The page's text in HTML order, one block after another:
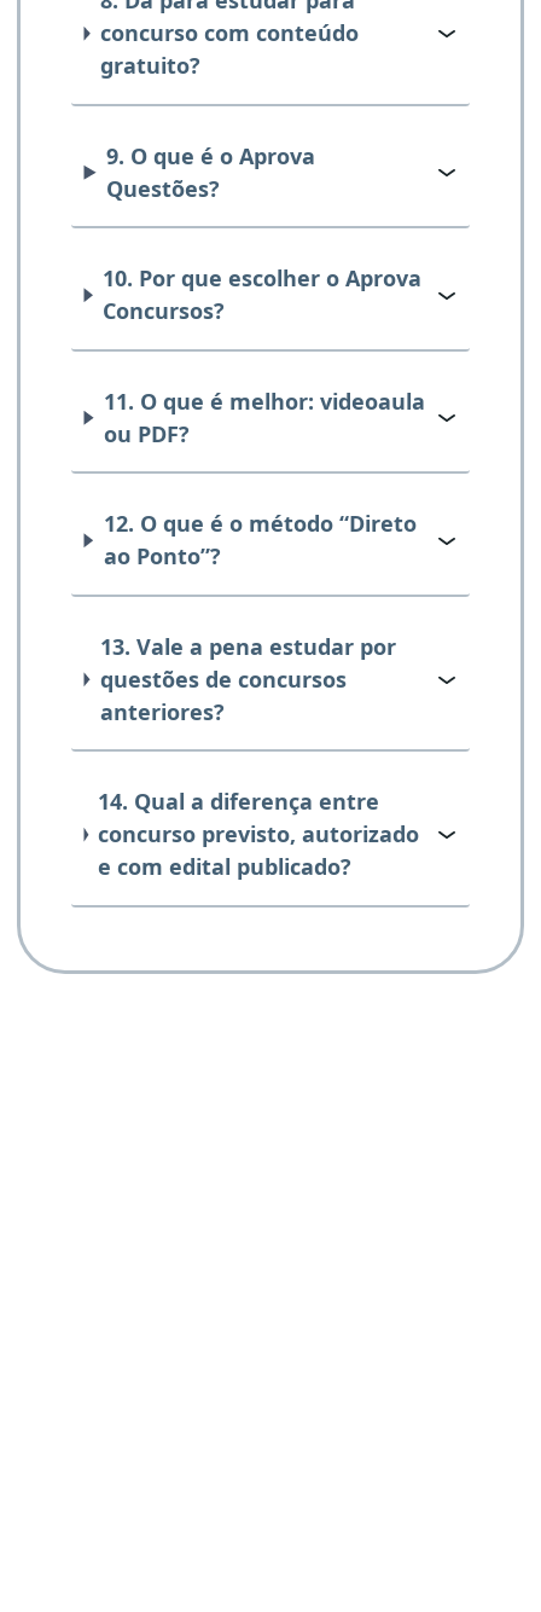
concurso com conteúdo
gratuito?
9. O que é o Aprova
Questões?
10. Por que escolher o Aprova
Concursos?
11. O que é melhor: videoaula
ou PDF?
12. O que é o método “Direto
ao Ponto”?
13. Vale a pena estudar por
questões de concursos
anteriores?
14. Qual a diferença entre
concurso previsto, autorizado
e com edital publicado?